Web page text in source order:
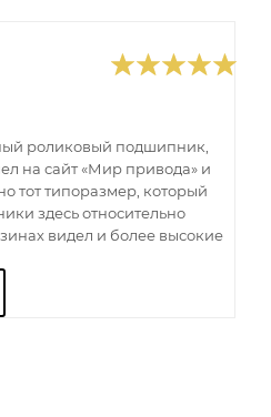
роликовый подшипник,
на сайт «Мир привода» и
тот типоразмер, который
здесь относительно
видел и более высокие